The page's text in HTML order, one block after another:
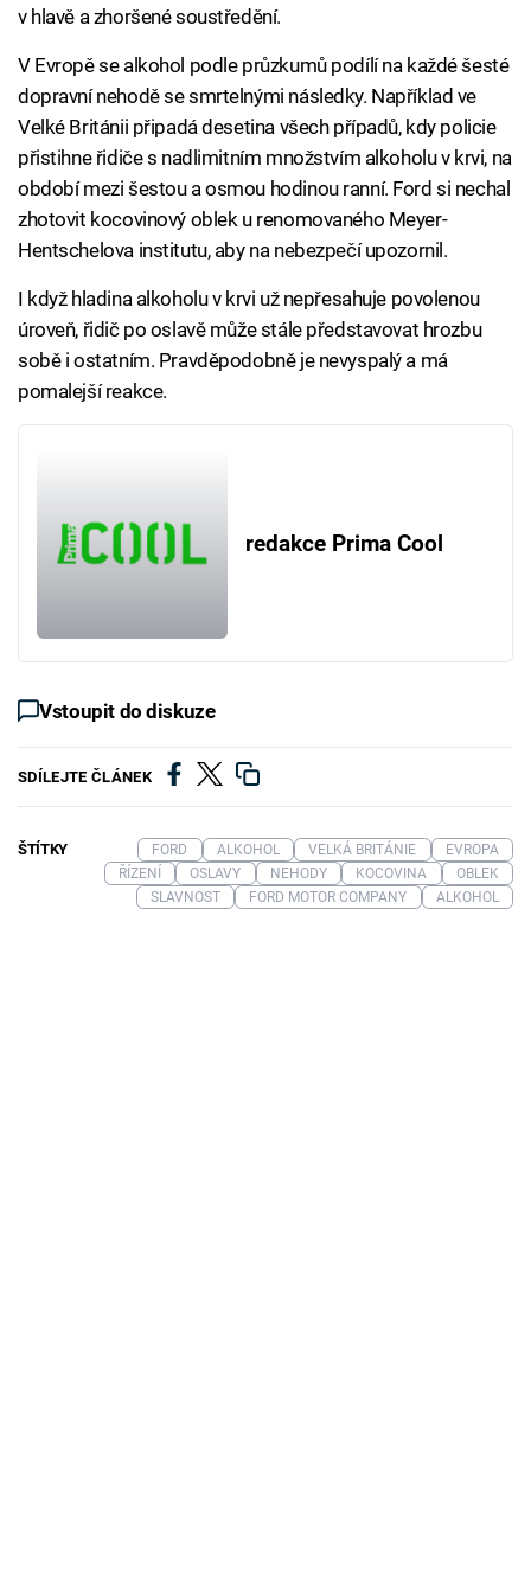
v hlavě a zhoršené soustředění.
V Evropě se alkohol podle průzkumů podílí na každé šesté
dopravní nehodě se smrtelnými následky. Například ve
Velké Británii připadá desetina všech případů, kdy policie
přistihne řidiče s nadlimitním množstvím alkoholu v krvi, na
období mezi šestou a osmou hodinou ranní. Ford si nechal
zhotovit kocovinový oblek u renomovaného Meyer-
Hentschelova institutu, aby na nebezpečí upozornil.
I když hladina alkoholu v krvi už nepřesahuje povolenou
úroveň, řidič po oslavě může stále představovat hrozbu
sobě i ostatním. Pravděpodobně je nevyspalý a má
pomalejší reakce.
redakce Prima Cool
Vstoupit do diskuze
SDÍLEJTE ČLÁNEK
ŠTÍTKY FORD ALKOHOL VELKÁ BRITÁNIE
EVROPA
ŘÍZENÍ
OSLAVY NEHODY KOCOVINA
OBLEK
SLAVNOST
FORD MOTOR COMPANY ALKOHOL